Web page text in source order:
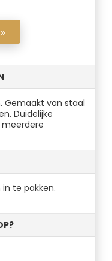
Gemaakt van staal
Duidelijke
meerdere
te pakken.